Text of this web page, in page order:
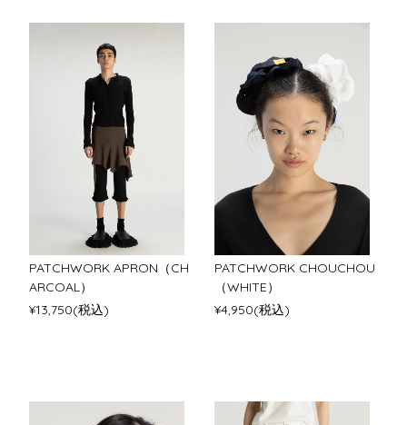
PATCHWORK APRON（CH
ARCOAL）
¥13,750(税込)
PATCHWORK CHOUCHOU
（WHITE）
¥4,950(税込)